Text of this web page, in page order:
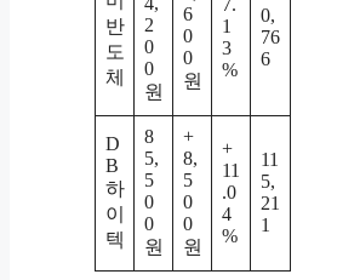
반
도
체
2
0
0
원
6
0
0
원
1
3
%
0,
76
6
D
B
하
이
텍
8
5,
5
0
0
원
+
8,
5
0
0
원
+
11
.0
4
%
11
5,
21
1